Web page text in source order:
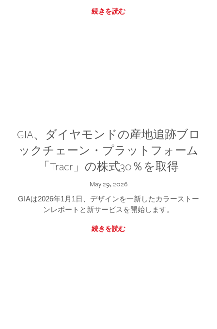
続きを読む
GIA、ダイヤモンドの産地追跡ブロ
ックチェーン・プラットフォーム
「Tracr」の株式30％を取得
May 29, 2026
GIAは2026年1月1日、デザインを一新したカラーストー
ンレポートと新サービスを開始します。
続きを読む